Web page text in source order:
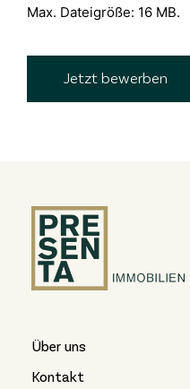
Max. Dateigröße: 16 MB.
Über uns
Kontakt